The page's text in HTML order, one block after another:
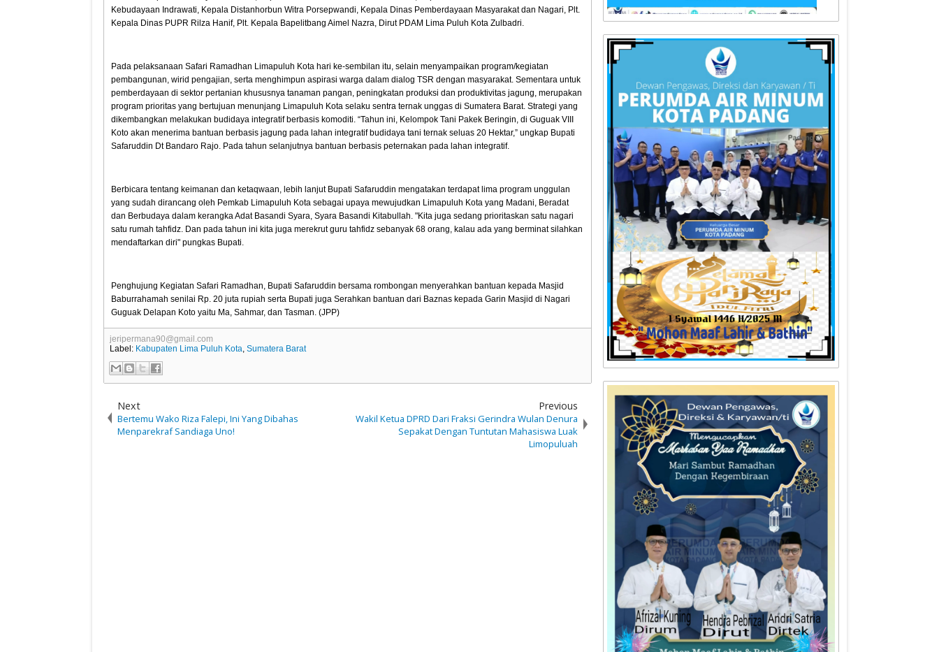
Kebudayaan Indrawati, Kepala Distanhorbun Witra Porsepwandi, Kepala Dinas Pemberdayaan Masyarakat dan Nagari, Plt.
Kepala Dinas PUPR Rilza Hanif, Plt. Kepala Bapelitbang Aimel Nazra, Dirut PDAM Lima Puluh Kota Zulbadri.
Pada pelaksanaan Safari Ramadhan Limapuluh Kota hari ke-sembilan itu, selain menyampaikan program/kegiatan
pembangunan, wirid pengajian, serta menghimpun aspirasi warga dalam dialog TSR dengan masyarakat. Sementara untuk
pemberdayaan di sektor pertanian khususnya tanaman pangan, peningkatan produksi dan produktivitas jagung, merupakan
program prioritas yang bertujuan menunjang Limapuluh Kota selaku sentra ternak unggas di Sumatera Barat. Strategi yang
dikembangkan melakukan budidaya integratif berbasis komoditi. “Tahun ini, Kelompok Tani Pakek Beringin, di Guguak VIII
Koto akan menerima bantuan berbasis jagung pada lahan integratif budidaya tani ternak seluas 20 Hektar,” ungkap Bupati
Safaruddin Dt Bandaro Rajo. Pada tahun selanjutnya bantuan berbasis peternakan pada lahan integratif.
Berbicara tentang keimanan dan ketaqwaan, lebih lanjut Bupati Safaruddin mengatakan terdapat lima program unggulan
yang sudah dirancang oleh Pemkab Limapuluh Kota sebagai upaya mewujudkan Limapuluh Kota yang Madani, Beradat
dan Berbudaya dalam kerangka Adat Basandi Syara, Syara Basandi Kitabullah. "Kita juga sedang prioritaskan satu nagari
satu rumah tahfidz. Dan pada tahun ini kita juga merekrut guru tahfidz sebanyak 68 orang, kalau ada yang berminat silahkan
mendaftarkan diri" pungkas Bupati.
Penghujung Kegiatan Safari Ramadhan, Bupati Safaruddin bersama rombongan menyerahkan bantuan kepada Masjid
Baburrahamah senilai Rp. 20 juta rupiah serta Bupati juga Serahkan bantuan dari Baznas kepada Garin Masjid di Nagari
Guguak Delapan Koto yaitu Ma, Sahmar, dan Tasman. (JPP)
jeripermana90@gmail.com
Label: Kabupaten Lima Puluh Kota,Sumatera Barat
Next
Bertemu Wako Riza Falepi, Ini Yang Dibahas
Menparekraf Sandiaga Uno!
Previous
Wakil Ketua DPRD Dari Fraksi Gerindra Wulan Denura
Sepakat Dengan Tuntutan Mahasiswa Luak
Limopuluah